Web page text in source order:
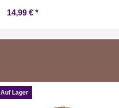
14,99 € *
Auf Lager